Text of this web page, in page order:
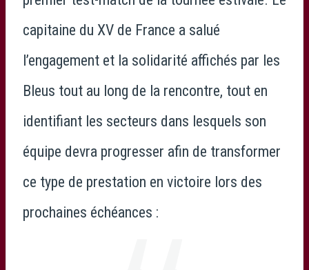
capitaine du XV de France a salué
l’engagement et la solidarité affichés par les
Bleus tout au long de la rencontre, tout en
identifiant les secteurs dans lesquels son
équipe devra progresser afin de transformer
ce type de prestation en victoire lors des
prochaines échéances :